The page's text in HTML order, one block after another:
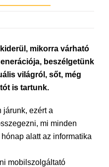
mikorra várható
beszélgetünk
világról, sőt, még
is tartunk.
járunk, ezért a
mi minden
alatt az informatika
mobilszolgáltató